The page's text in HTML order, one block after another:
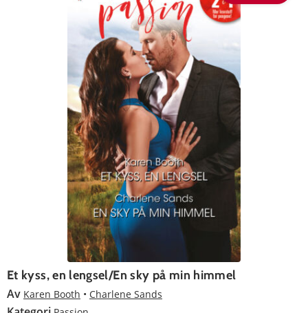
Et kyss, en lengsel/En sky på min himmel
Av Karen Booth Charlene Sands